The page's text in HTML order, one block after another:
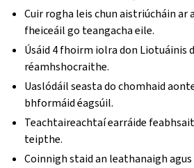
Cuir rogha leis chun aistriúcháin ar
fheiceáil go teangacha eile.
Úsáid 4 fhoirm iolra don Liotuáinis
réamhshocraithe.
Uaslódáil seasta do chomhaid
bhformáid éagsúil.
Teachtaireachtaí earráide
teipthe.
Coinnigh staid an leathanaigh